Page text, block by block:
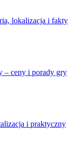
lokalizacja i fakty
– ceny i porady gry
i praktyczny